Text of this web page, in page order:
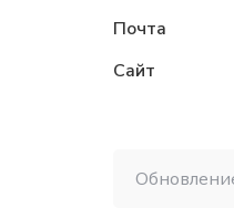
Почта
Сайт